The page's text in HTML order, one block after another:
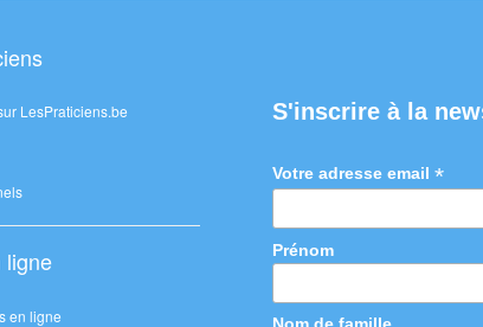
LesPraticiens.be
ligne
en ligne
S'inscrire à la
Votre adresse email*
Prénom